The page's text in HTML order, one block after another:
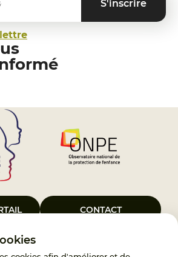
CONTACT
Public France Enfance Protégée, créé le 5
d’assurer les missions de service public du